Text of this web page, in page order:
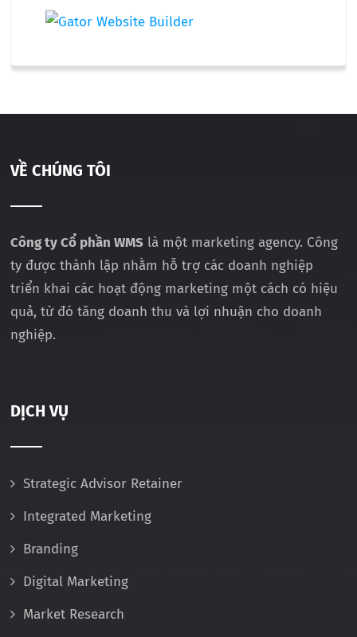
VỀ CHÚNG TÔI
Công ty Cổ phần WMS là một marketing agency. Công
ty được thành lập nhằm hỗ trợ các doanh nghiệp
triển khai các hoạt động marketing một cách có hiệu
quả, từ đó tăng doanh thu và lợi nhuận cho doanh
nghiệp.
DỊCH VỤ
Strategic Advisor Retainer
Integrated Marketing
Branding
Digital Marketing
Market Research